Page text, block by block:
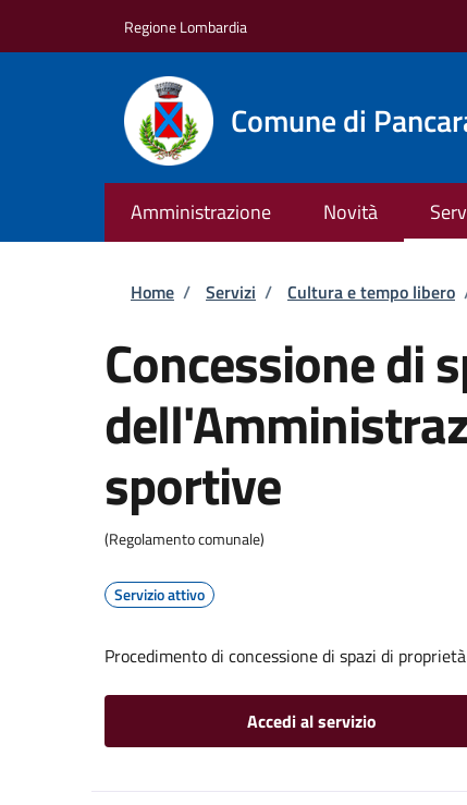
Regione Lombardia
Comune di
Amministrazione Novità
Briciole di pane
Home / Servizi / Cultura e tempo libero
Concessione di
sportive
(Regolamento comunale)
Servizio attivo
Procedimento di concessione di spazi di
Accedi al servizio